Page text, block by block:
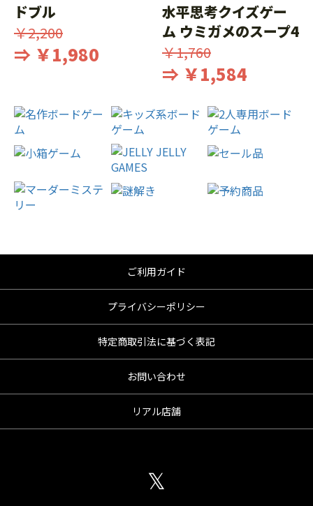
ドブル
￥2,200
⇒ ￥1,980
水平思考クイズゲー
ム ウミガメのスープ4
￥1,760
⇒ ￥1,584
ご利用ガイド
プライバシーポリシー
特定商取引法に基づく表記
お問い合わせ
リアル店舗
𝕏